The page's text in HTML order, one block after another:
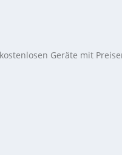
Geräte mit